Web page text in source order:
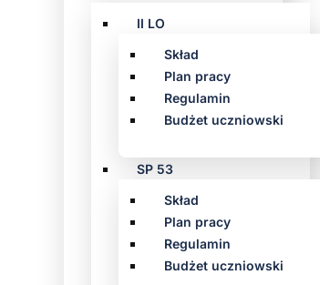
II LO
Skład
Plan pracy
Regulamin
Budżet uczniowski
SP 53
Skład
Plan pracy
Regulamin
Budżet uczniowski